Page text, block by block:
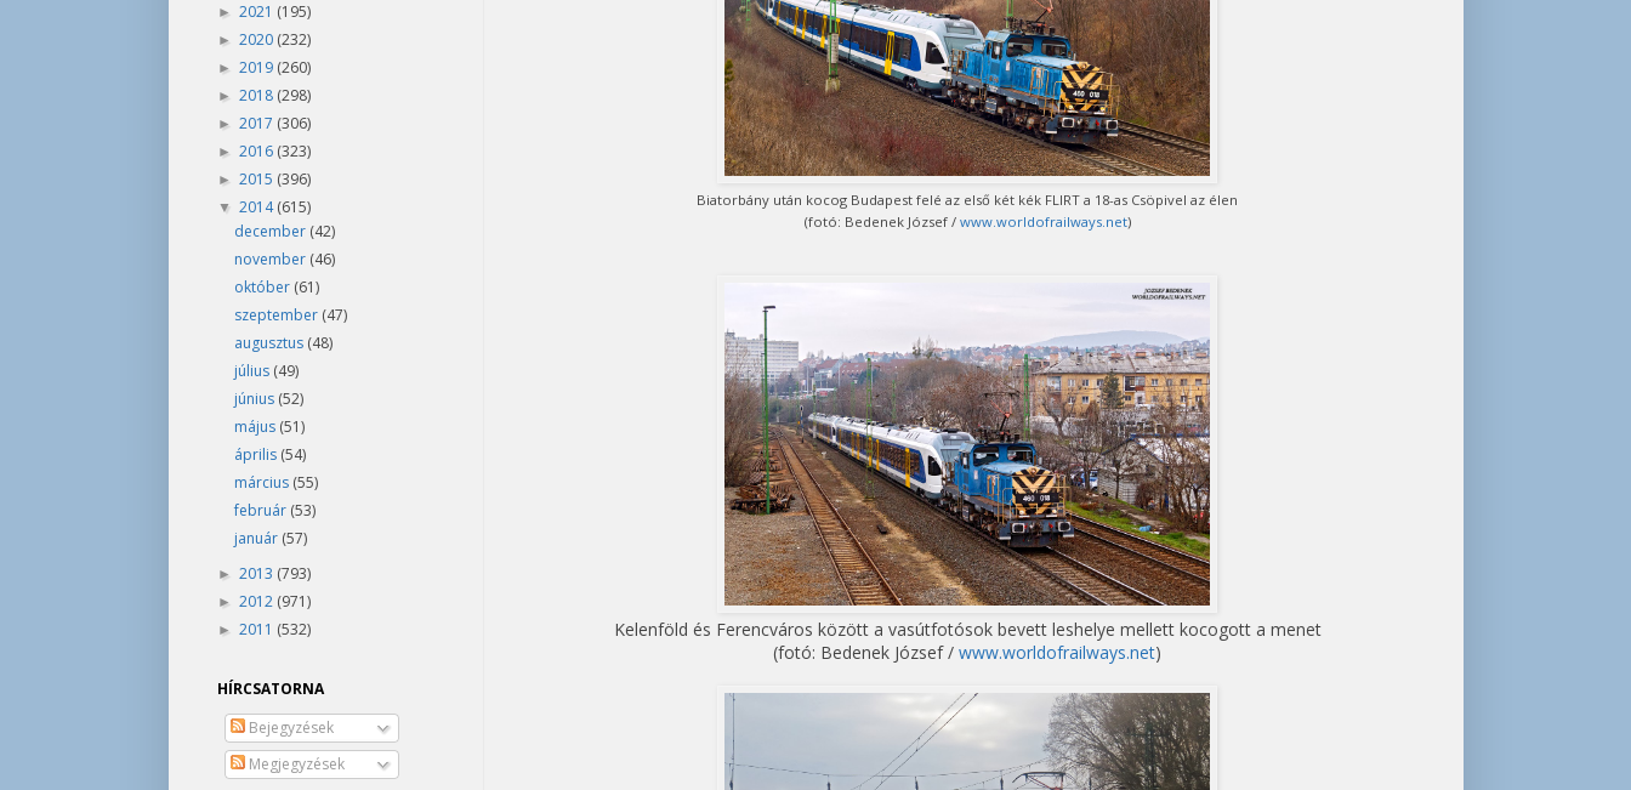
Biatorbány után kocog Budapest felé az első két kék FLIRT a 18-as Csöpivel az élen
(fotó: Bedenek József / www.worldofrailways.net)
Kelenföld és Ferencváros között a vasútfotósok bevett leshelye mellett kocogott a menet
(fotó: Bedenek József / www.worldofrailways.net)
► 2021 (195)
► 2020 (232)
► 2019 (260)
► 2018 (298)
► 2017 (306)
► 2016 (323)
► 2015 (396)
▼ 2014(615)
december (42)
november (46)
október (61)
szeptember (47)
augusztus (48)
július (49)
június (52)
május (51)
április (54)
március (55)
február (53)
január (57)
► 2013 (793)
► 2012 (971)
► 2011 (532)
HÍRCSATORNA
Bejegyzések
Megjegyzések